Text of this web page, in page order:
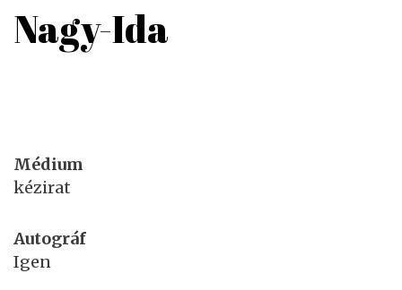
Nagy-Ida
Médium
kézirat
Autográf
Igen